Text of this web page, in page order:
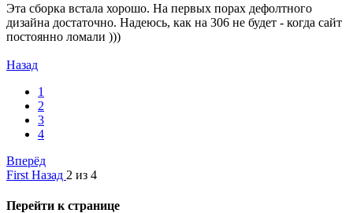
Эта сборка встала хорошо. На первых порах дефолтного
дизайна достаточно. Надеюсь, как на 306 не будет - когда сайт
постоянно ломали )))
Назад
1
2
3
4
Вперёд
First Назад 2 из 4
Перейти к странице